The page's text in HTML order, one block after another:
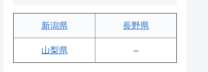
新潟県 長野県
山梨県 –